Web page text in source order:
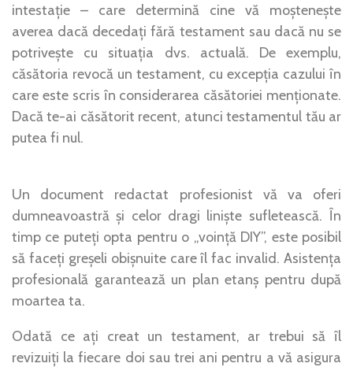
intestație – care determină cine vă moștenește
averea dacă decedați fără testament sau dacă nu se
potrivește cu situația dvs. actuală. De exemplu,
căsătoria revocă un testament, cu excepția cazului în
care este scris în considerarea căsătoriei menționate.
Dacă te-ai căsătorit recent, atunci testamentul tău ar
putea fi nul.
Un document redactat profesionist vă va oferi
dumneavoastră și celor dragi liniște sufletească. În
timp ce puteți opta pentru o „voință DIY”, este posibil
să faceți greșeli obișnuite care îl fac invalid. Asistența
profesională garantează un plan etanș pentru după
moartea ta.
Odată ce ați creat un testament, ar trebui să îl
revizuiți la fiecare doi sau trei ani pentru a vă asigura